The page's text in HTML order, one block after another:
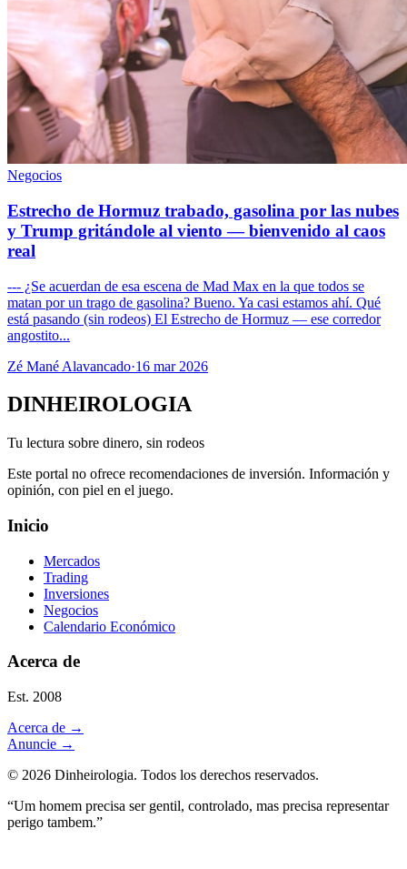
Negocios
Estrecho de Hormuz trabado, gasolina por las nubes
y Trump gritándole al viento — bienvenido al caos
real
--- ¿Se acuerdan de esa escena de Mad Max en la que todos se
matan por un trago de gasolina? Bueno. Ya casi estamos ahí. Qué
está pasando (sin rodeos) El Estrecho de Hormuz — ese corredor
angostito...
Zé Mané Alavancado·16 mar 2026
DINHEIROLOGIA
Tu lectura sobre dinero, sin rodeos
Este portal no ofrece recomendaciones de inversión. Información y
opinión, con piel en el juego.
Inicio
Mercados
Trading
Inversiones
Negocios
Calendario Económico
Acerca de
Est. 2008
Acerca de →
Anuncie →
© 2026 Dinheirologia. Todos los derechos reservados.
“Um homem precisa ser gentil, controlado, mas precisa representar
perigo tambem.”